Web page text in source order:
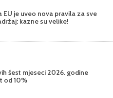
EU je uveo nova pravila za sve
kazne su velike!
šest mjeseci 2026. godine
od 10%